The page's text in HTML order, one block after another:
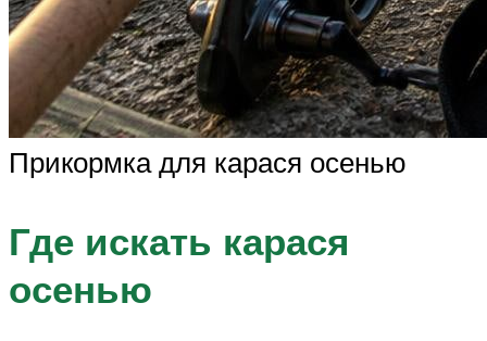
Прикормка для карася осенью
Где искать карася
осенью